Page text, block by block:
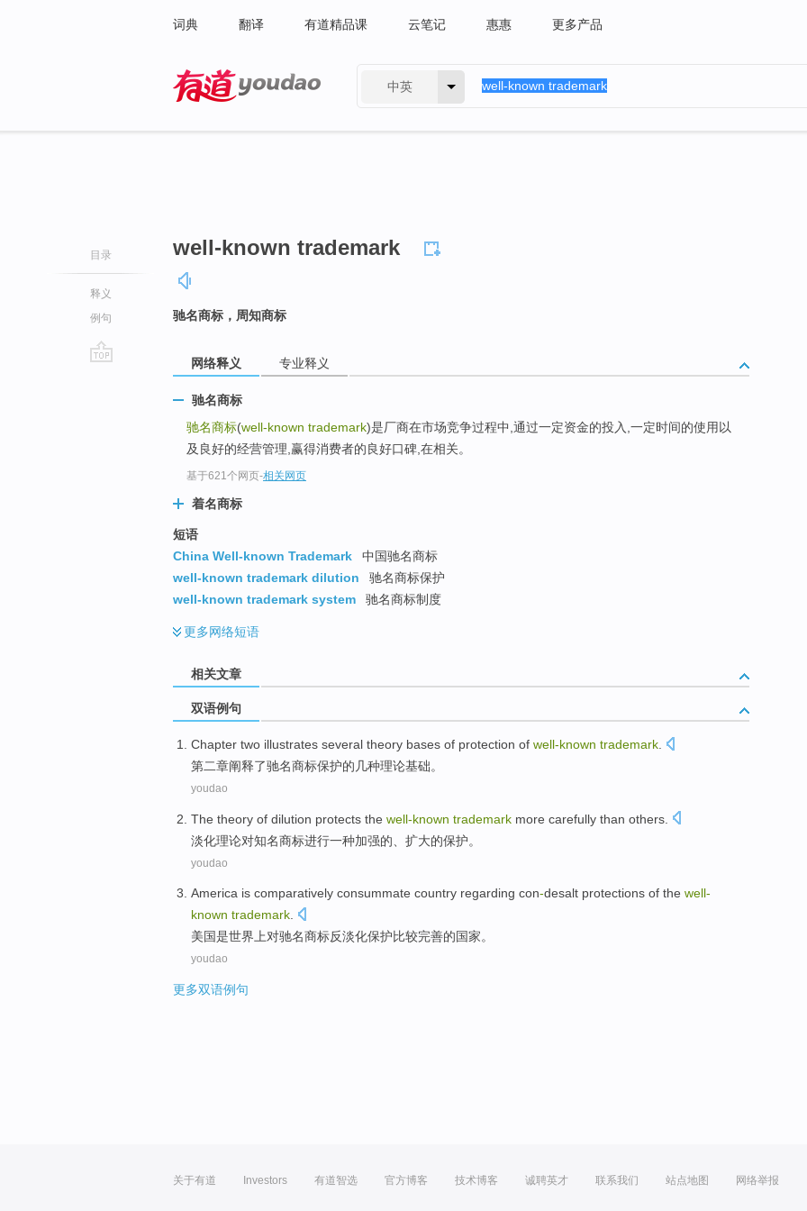
词典 翻译 有道精品课 云笔记 惠惠 更多产品
中英
目录
释义
例句
well-known trademark
驰名商标，周知商标
网络释义 专业释义
驰名商标
驰名商标(well-known trademark)是厂商在市场竞争过程中,通过一定资金的投入,一定时间的使用以
及良好的经营管理,赢得消费者的良好口碑,在相关。
基于621个网页-相关网页
着名商标
短语
China Well-known Trademark
中国驰名商标
well-known trademark dilution
驰名商标保护
well-known trademark system
驰名商标制度
更多网络短语
相关文章
双语例句
Chapter two illustrates several theory bases of protection of well-known trademark
第二章阐释了驰名商标保护的 几种理论基础。
youdao
The theory of dilution protects the well-known trademark more carefully than others.
淡化理论对知名商标进行一种加强的、扩大的保护。
youdao
America is comparatively consummate country regarding con-desalt protections of the well-
known trademark.
美国是世界上对驰名商标反淡化保护比较完善的国家。
youdao
更多双语例句
关于有道 Investors 有道智选 官方博客 技术博客 诚聘英才 联系我们 站点地图 网络举报